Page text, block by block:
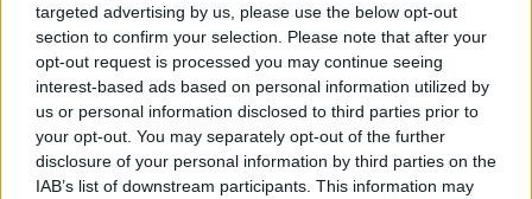
targeted advertising by us, please use the below opt-out
section to confirm your selection. Please note that after your
opt-out request is processed you may continue seeing
interest-based ads based on personal information utilized by
us or personal information disclosed to third parties prior to
your opt-out. You may separately opt-out of the further
disclosure of your personal information by third parties on the
IAB’s list of downstream participants. This information may
A vitorlavirág ideális szobanövény, hiszen kiválóan tűri a meleget
és a fényszegény környezetet.